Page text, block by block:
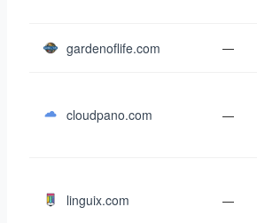
gardenoflife.com —
cloudpano.com —
linguix.com —